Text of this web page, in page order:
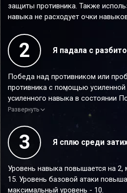
защиты противника. Также
навыка не расходует очки
2 Я падала с
Победа над противником или
противника с помощью усиленной
усиленного навыка в состоянии
немедленно даёт Сэму 1
эффект может сработать только
срабатываний сбрасывается в
Развернуть
3 Я сплю среди
Уровень навыка повышается на 2,
15. Уровень базовой атаки
максимальный уровень - 10.